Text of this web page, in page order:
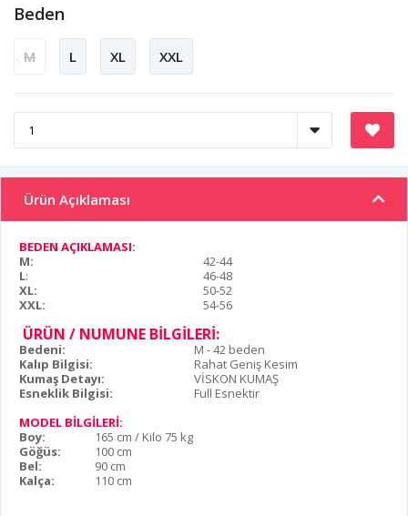
Beden
M L XL XXL
Ürün Açıklaması
BEDEN AÇIKLAMASI:
M:
42-44
L:
46-48
XL:
50-52
XXL:
54-56
ÜRÜN / NUMUNE BİLGİLERİ:
Bedeni:
M - 42 beden
Kalıp Bilgisi:
Rahat Geniş Kesim
Kumaş Detayı:
VİSKON KUMAŞ
Esneklik Bilgisi:
Full Esnektir
MODEL BİLGİLERİ:
Boy:
165 cm / Kilo 75 kg
Göğüs:
100 cm
Bel:
90 cm
Kalça:
110 cm